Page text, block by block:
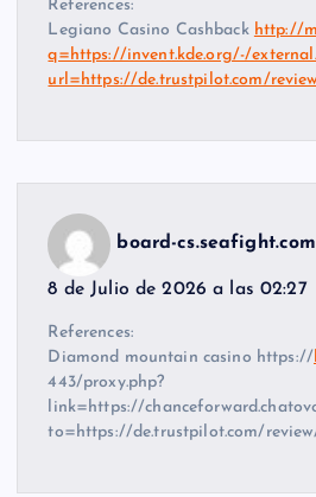
References:
Legiano Casino Cashback http://
q=https://invent.kde.org/-/
url=https://de.trustpilot.com/
board-cs.seafight.com
8 de Julio de 2026 a las 02:27
References:
Diamond mountain casino https://
443/proxy.php?
link=https://
to=https://de.trustpilot.com/